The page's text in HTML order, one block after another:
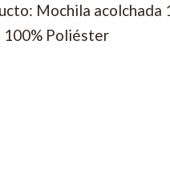
Mochila acolchada
100% Poliéster